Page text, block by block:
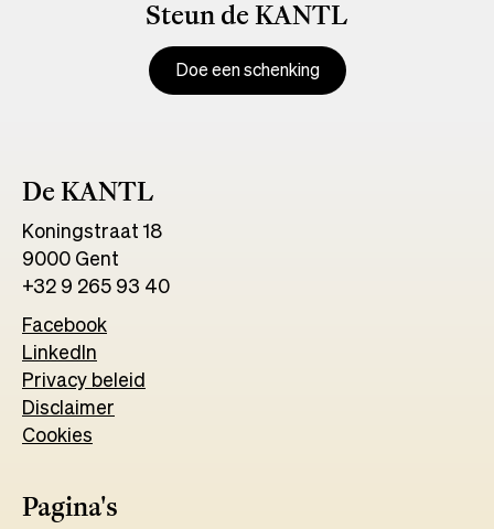
Steun de KANTL
Doe een schenking
De KANTL
Koningstraat 18
9000 Gent
+32 9 265 93 40
Facebook
a
new
LinkedIn
in
a
Privacy beleid
Disclaimer
Cookies
Pagina's